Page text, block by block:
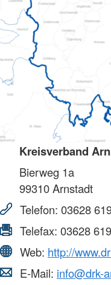
Kreisverband
Bierweg 1a
99310Arnstadt
Telefon: 03628
Telefax: 03628
Web: http://
E-Mail: info@drk-